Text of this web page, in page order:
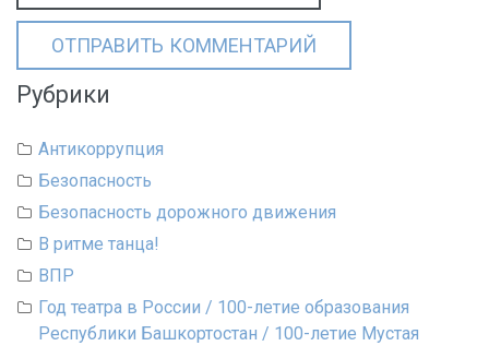
Рубрики
Антикоррупция
Безопасность
Безопасность дорожного движения
В ритме танца!
ВПР
Год театра в России / 100-летие образования
Республики Башкортостан / 100-летие Мустая